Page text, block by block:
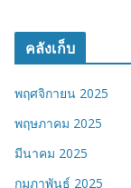
คลังเก็บ
พฤศจิกายน 2025
พฤษภาคม 2025
มีนาคม 2025
กุมภาพันธ์ 2025